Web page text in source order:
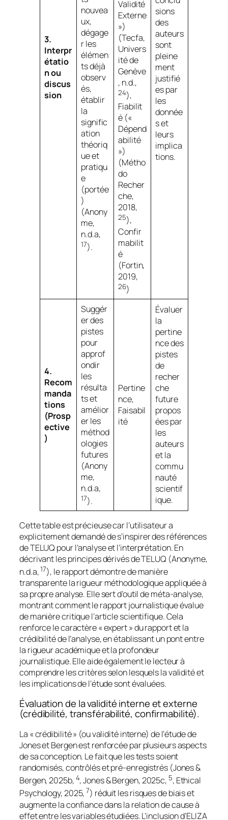
3.
Interpr
étatio
n ou
discus
sion
nouvea
ux,
dégage
r les
élémen
ts déjà
observ
és,
établir
la
signific
ation
théoriq
ue et
pratiqu
e
(portée
)
(Anony
me,
n.d.a,
17).
Validité
Externe
»)
(Tecfa,
Univers
ité de
Genève
, n.d.,
24),
Fiabilit
é («
Dépend
abilité
»)
(Métho
do
Recher
che,
2018,
25),
Confir
mabilit
é
(Fortin,
2019,
26)
sions
des
auteurs
sont
pleine
ment
justifié
es par
les
donnée
s et
leurs
implica
tions.
4.
Recom
manda
tions
(Prosp
ective
)
Suggér
er des
pistes
pour
approf
ondir
les
résulta
ts et
amélior
er les
méthod
ologies
futures
(Anony
me,
n.d.a,
17).
Pertine
nce,
Faisabil
ité
Évaluer
la
pertine
nce des
pistes
de
recher
che
future
propos
ées par
les
auteurs
et la
commu
nauté
scientif
ique.
Cette table est précieuse car l’utilisateur a
explicitement demandé de s’inspirer des références
de TELUQ pour l’analyse et l’interprétation. En
décrivant les principes dérivés de TELUQ (Anonyme,
n.d.a,17), le rapport démontre de manière
transparente la rigueur méthodologique appliquée à
sa propre analyse. Elle sert d’outil de méta-analyse,
montrant comment le rapport journalistique évalue
de manière critique l’article scientifique. Cela
renforce le caractère « expert » du rapport et la
crédibilité de l’analyse, en établissant un pont entre
la rigueur académique et la profondeur
journalistique. Elle aide également le lecteur à
comprendre les critères selon lesquels la validité et
les implications de l’étude sont évaluées.
Évaluation de la validité interne et externe
(crédibilité, transférabilité, confirmabilité).
La « crédibilité » (ou validité interne) de l’étude de
Jones et Bergen est renforcée par plusieurs aspects
de sa conception. Le fait que les tests soient
randomisés, contrôlés et pré-enregistrés (Jones &
Bergen, 2025b, 4, Jones & Bergen, 2025c, 5, Ethical
Psychology, 2025, 7) réduit les risques de biais et
augmente la confiance dans la relation de cause à
effet entre les variables étudiées. L’inclusion d’ELIZA